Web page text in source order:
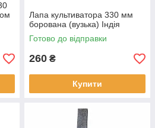
Лапа культиватора 330 мм
борована (вузька) Індія
Готово до відправки
260 ₴
Купити